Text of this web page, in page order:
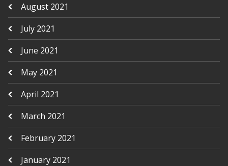
August 2021
July 2021
June 2021
May 2021
April 2021
March 2021
February 2021
January 2021